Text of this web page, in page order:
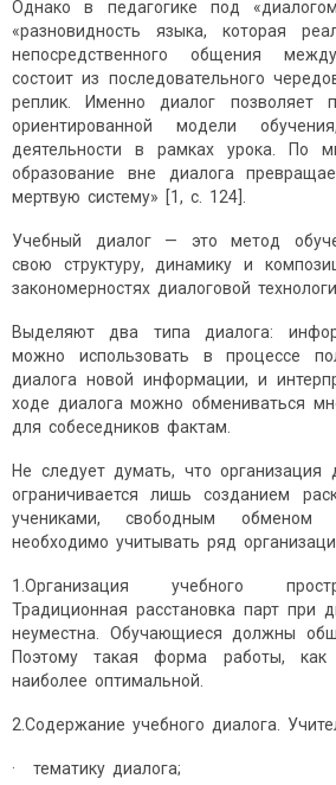
Однако в педагогике под
«разновидность языка, которая
непосредственного общения
состоит из последовательного
реплик. Именно диалог позволяет
ориентированной модели
деятельности в рамках урока. По
образование вне диалога
мертвую систему» [1, с. 124].
Учебный диалог — это метод
свою структуру, динамику и
закономерностях диалоговой
Выделяют два типа диалога:
можно использовать в процессе
диалога новой информации, и
ходе диалога можно обмениваться
для собеседников фактам.
Не следует думать, что организация
ограничивается лишь созданием
учениками, свободным обменом
необходимо учитывать ряд
1.Организация учебного
Традиционная расстановка парт при
неуместна. Обучающиеся должны
Поэтому такая форма работы, как
наиболее оптимальной.
2.Содержание учебного диалога.
· тематику диалога;